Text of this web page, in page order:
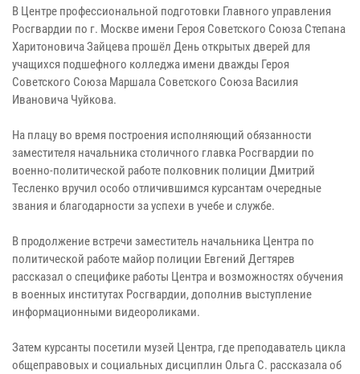
В Центре профессиональной подготовки Главного управления
Росгвардии по г. Москве имени Героя Советского Союза Степана
Харитоновича Зайцева прошёл День открытых дверей для
учащихся подшефного колледжа имени дважды Героя
Советского Союза Маршала Советского Союза Василия
Ивановича Чуйкова.
На плацу во время построения исполняющий обязанности
заместителя начальника столичного главка Росгвардии по
военно-политической работе полковник полиции Дмитрий
Тесленко вручил особо отличившимся курсантам очередные
звания и благодарности за успехи в учебе и службе.
В продолжение встречи заместитель начальника Центра по
политической работе майор полиции Евгений Дегтярев
рассказал о специфике работы Центра и возможностях обучения
в военных институтах Росгвардии, дополнив выступление
информационными видеороликами.
Затем курсанты посетили музей Центра, где преподаватель цикла
общеправовых и социальных дисциплин Ольга С. рассказала об